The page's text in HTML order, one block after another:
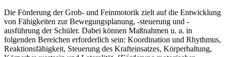
Die Förderung der Grob- und Feinmotorik zielt auf die Entwicklung
von Fähigkeiten zur Bewegungsplanung, -steuerung und -
ausführung der Schüler. Dabei können Maßnahmen u. a. in
folgenden Bereichen erforderlich sein: Koordination und Rhythmus,
Reaktionsfähigkeit, Steuerung des Krafteinsatzes, Körperhaltung,